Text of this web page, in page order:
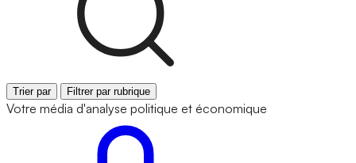
Trier par Filtrer par rubrique
Votre média d'analyse politique et économique